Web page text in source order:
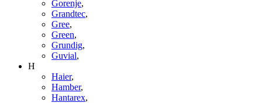
Gorenje,
Grandtec,
Gree,
Green,
Grundig,
Guvial,
H
Haier,
Hamber,
Hantarex,